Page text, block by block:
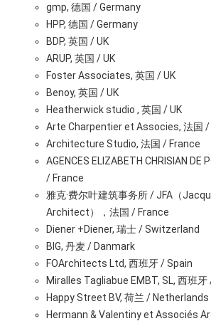
gmp, 德国 / Germany
HPP, 德国 / Germany
BDP, 英国 / UK
ARUP, 英国 / UK
Foster Associates, 英国 / UK
Benoy, 英国 / UK
Heatherwick studio , 英国 / UK
Arte Charpentier et Associes, 法国 /
Architecture Studio, 法国 / France
AGENCES ELIZABETH CHRISIAN DE
/ France
雅克·费尔叶建筑事务所 / JFA（
Architect），法国 / France
Diener +Diener, 瑞士 / Switzerland
BIG, 丹麦 / Danmark
FOArchitects Ltd, 西班牙 / Spain
Miralles Tagliabue EMBT, SL, 西班牙
Happy Street BV, 荷兰 / Netherlands
Hermann & Valentiny et Associés